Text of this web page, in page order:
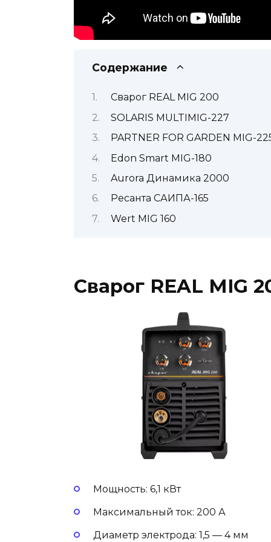
Содержание
Сварог REAL MIG 200
SOLARIS MULTIMIG-227
PARTNER FOR GARDEN MIG-
Edon Smart MIG-180
Aurora Динамика 2000
Ресанта САИПА-165
Wert MIG 160
Сварог REAL MIG
Мощность: 6,1 кВт
Максимальный ток: 200 А
Диаметр электрода: 1,5 — 4 мм